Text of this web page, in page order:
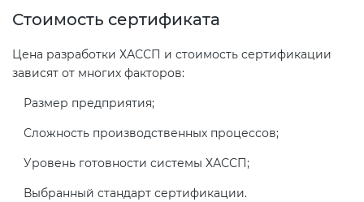
Стоимость сертификата
Цена разработки ХАССП и стоимость сертификации
зависят от многих факторов:
Размер предприятия;
Сложность производственных процессов;
Уровень готовности системы ХАССП;
Выбранный стандарт сертификации.